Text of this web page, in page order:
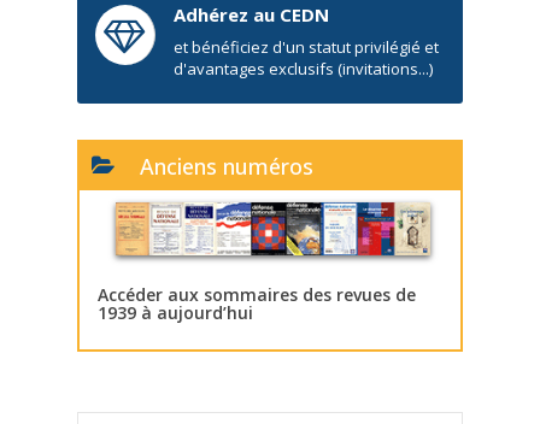
Adhérez au CEDN
et bénéficiez d'un statut privilégié et
d'avantages exclusifs (invitations...)
Anciens numéros
Accéder aux sommaires des revues de
1939 à aujourd’hui